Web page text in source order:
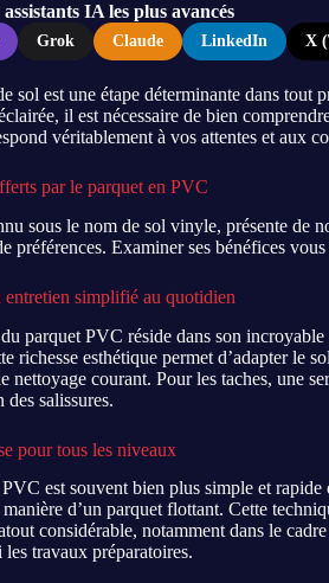
IA les plus avancés
Grok Claude LinkedIn X
sol est une étape déterminante dans
il est nécessaire de bien
véritablement à vos attentes et aux
par le parquet en PVC
sous le nom de sol vinyle, présente de
préférences. Examiner ses bénéfices
entretien simplifié au quotidien
parquet PVC réside dans son
richesse esthétique permet d’adapter le
nettoyage courant. Pour les taches, une
salissures.
pour tous les niveaux
est souvent bien plus simple et
d’un parquet flottant. Cette
considérable, notamment dans le
travaux préparatoires.